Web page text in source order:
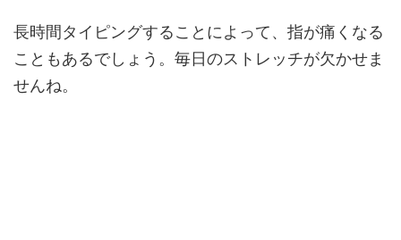
長時間タイピングすることによって、指が痛くなる
こともあるでしょう。毎日のストレッチが欠かせま
せんね。